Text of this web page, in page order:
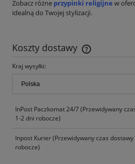
Zobacz różne przypinki religijne w
idealną do Twojej stylizacji.
Koszty dostawy
Cena nie zawiera ewentualnych
Kraj wysyłki:
InPost Paczkomat 24/7(Przewidywany
1-2 dni robocze)
Inpost Kurier(Przewidywany czas dostawy
robocze)